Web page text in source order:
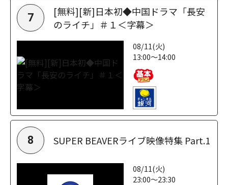
7
[無料][新]日本初◆中国ドラマ「長安
のライチ」＃１＜字幕＞
08/11(火)
13:00～14:00
8 SUPER BEAVERライブ映像特集 Part.1
08/11(火)
23:00～23:30